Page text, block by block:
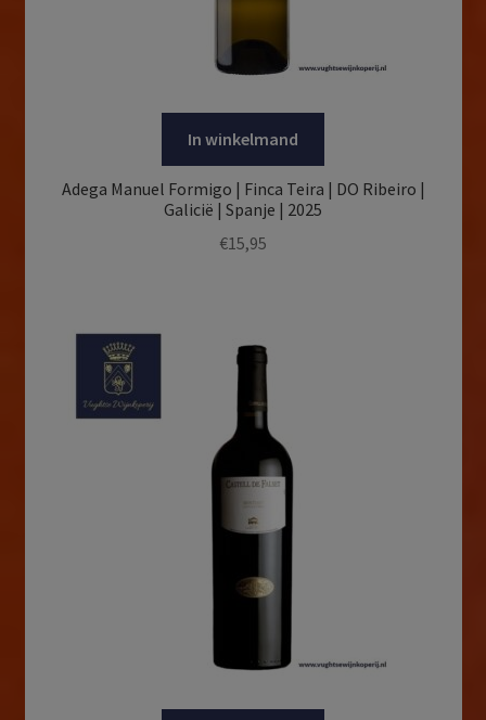
In winkelmand
Adega Manuel Formigo | Finca Teira | DO Ribeiro |
Galicië | Spanje | 2025
€15,95